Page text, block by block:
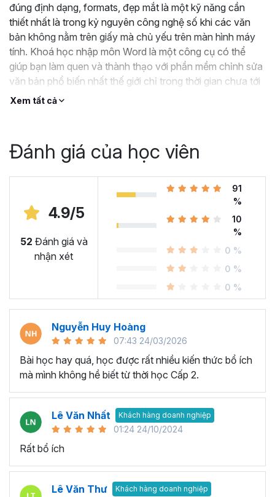
đúng định dạng, formats, đẹp mắt là một kỹ năng cần
thiết nhất là trong kỷ nguyên công nghệ số khi các văn
bản không nằm trên giấy mà chủ yếu trên màn hình máy
tính. Khoá học nhập môn Word là một công cụ có thể
giúp bạn làm quen và thành thạo với phần mềm chỉnh sửa
văn bản phổ biến nhất thế giới chỉ trong thời gian chưa tới
4 giờ. Hãy nắm lấy cơ hội và đăng ký ngay bây giờ!
Xem tất cả
Đánh giá của học viên
4.9/5
52 Đánh giá và
nhận xét
91
%
10
%
0 %
0 %
0 %
Nguyễn Huy Hoàng
07:43 24/03/2026
Bài học hay quá, học được rất nhiều kiến thức bổ ích
mà mình không hề biết từ thời học Cấp 2.
Lê Văn Nhất Khách hàng doanh nghiệp
01:24 24/10/2024
Rất bổ ích
Lê Văn Thư Khách hàng doanh nghiệp